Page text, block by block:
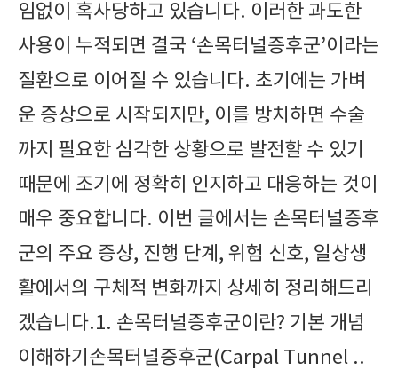
임없이 혹사당하고 있습니다. 이러한 과도한
사용이 누적되면 결국 ‘손목터널증후군’이라는
질환으로 이어질 수 있습니다. 초기에는 가벼
운 증상으로 시작되지만, 이를 방치하면 수술
까지 필요한 심각한 상황으로 발전할 수 있기
때문에 조기에 정확히 인지하고 대응하는 것이
매우 중요합니다. 이번 글에서는 손목터널증후
군의 주요 증상, 진행 단계, 위험 신호, 일상생
활에서의 구체적 변화까지 상세히 정리해드리
겠습니다.1. 손목터널증후군이란? 기본 개념
이해하기손목터널증후군(Carpal Tunnel ..